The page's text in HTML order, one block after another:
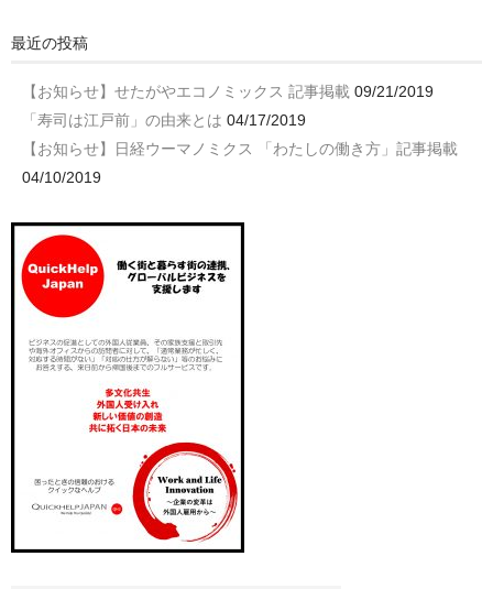
最近の投稿
【お知らせ】せたがやエコノミックス 記事掲載 09/21/2019
「寿司は江戸前」の由来とは 04/17/2019
【お知らせ】日経ウーマノミクス 「わたしの働き方」記事掲載
04/10/2019